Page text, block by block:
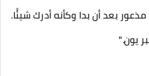
بعد أن بدا وكأنه أدرك شيئًا.
يون."